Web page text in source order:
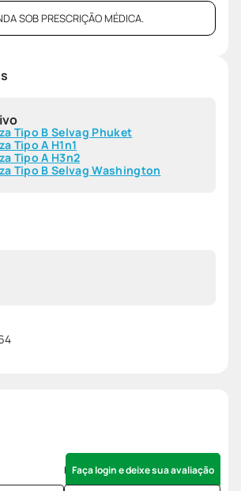
SOB PRESCRIÇÃO MÉDICA.
Tipo B Selvag Phuket
Tipo A H1n1
Tipo A H3n2
Tipo B Selvag Washington
Faça login e deixe sua avaliação